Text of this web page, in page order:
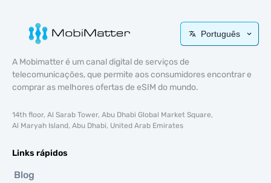
Português
A Mobimatter é um canal digital de serviços de
telecomunicações, que permite aos consumidores encontrar e
comprar as melhores ofertas de eSIM do mundo.
14th floor, Al Sarab Tower, Abu Dhabi Global Market Square,
Al Maryah Island, Abu Dhabi, United Arab Emirates
Links rápidos
Blog